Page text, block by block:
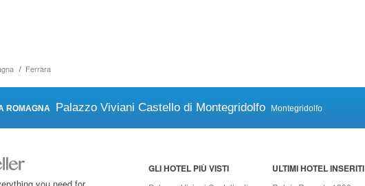
Ferrara
ROMAGNA Palazzo Viviani Castello di Montegridolfo Montegridolfo
GLI HOTEL PIÙ VISTI ULTIMI HOTEL INSERITI